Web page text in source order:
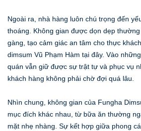
Ngoài ra, nhà hàng luôn chú trọng đến
thoáng. Không gian được dọn dẹp
gàng, tạo cảm giác an tâm cho thực
dimsum Vũ Phạm Hàm tại đây. Vào
quán vẫn giữ được sự trật tự và phục vụ
khách hàng không phải chờ đợi quá lâu.
Nhìn chung, không gian của Fungha
mục đích khác nhau, từ bữa ăn thường
mặt nhẹ nhàng. Sự kết hợp giữa phong